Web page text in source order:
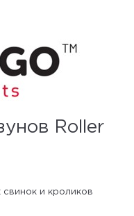
Roller
свинок и кроликов